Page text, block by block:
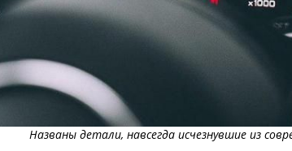
Названы детали, навсегда исчезнувшие из